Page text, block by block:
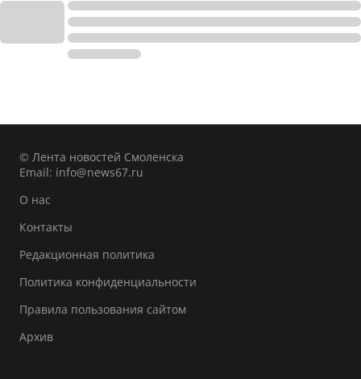
© Лента новостей Смоленска
Email: info@news67.ru
О нас
Контакты
Редакционная политика
Политика конфиденциальности
Правила пользования сайтом
Архив